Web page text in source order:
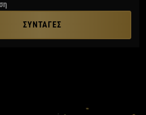
ΣΥΝΤΑΓΕΣ